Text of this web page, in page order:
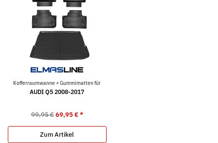
Kofferraumwanne + Gummimatten für
AUDI Q5 2008-2017
99,95 € 69,95 €*
Zum Artikel